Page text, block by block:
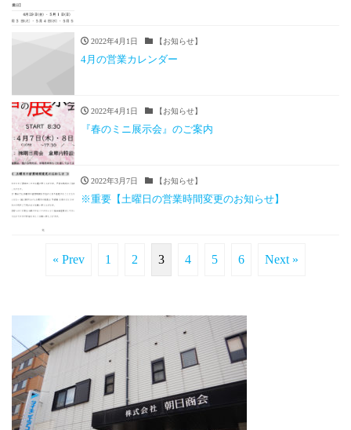
2022年4月1日 【お知らせ】
4月の営業カレンダー
2022年4月1日 【お知らせ】
『春のミニ展示会』のご案内
2022年3月7日 【お知らせ】
※重要【土曜日の営業時間変更のお知らせ】
« Prev 1 2 3 4 5 6 Next »